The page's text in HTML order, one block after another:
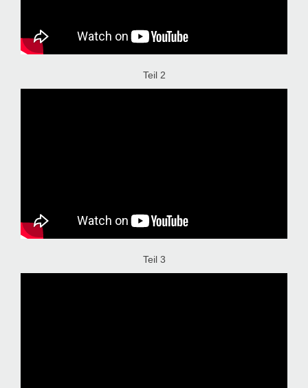
Teil 2
Teil 3